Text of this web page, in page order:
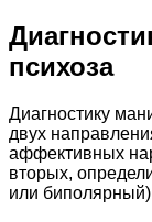
психоза
Диагностику
двух
аффективных
вторых,
или